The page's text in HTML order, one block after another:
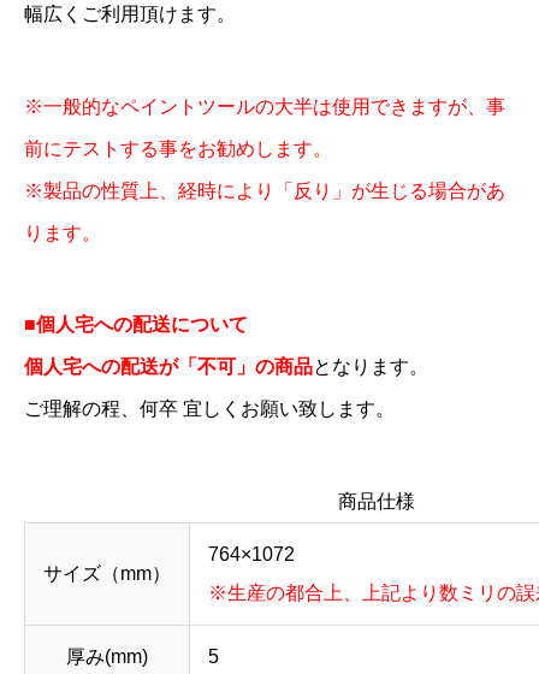
幅広くご利用頂けます。
※一般的なペイントツールの大半は使用できますが、事
前にテストする事をお勧めします。
※製品の性質上、経時により「反り」が生じる場合があ
ります。
■個人宅への配送について
個人宅への配送が「不可」の商品となります。
ご理解の程、何卒 宜しくお願い致します。
商品仕様
サイズ（mm）
764×1072
※生産の都合上、上記より数ミリの
厚み(mm) 5